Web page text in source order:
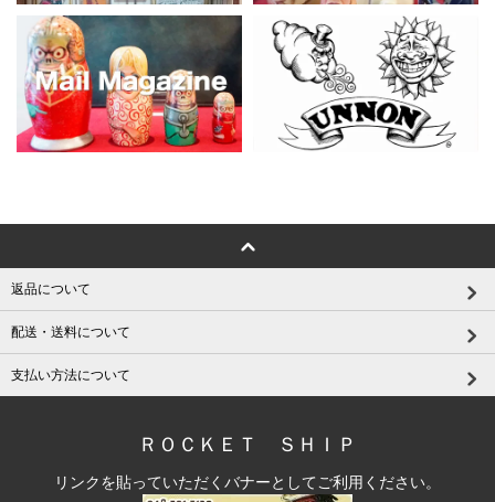
返品について
配送・送料について
支払い方法について
ＲＯＣＫＥＴ ＳＨＩＰ
リンクを貼っていただくバナーとしてご利用ください。